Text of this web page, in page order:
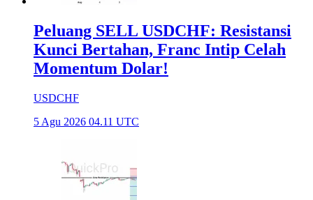
Peluang SELL USDCHF: Resistansi
Kunci Bertahan, Franc Intip Celah
Momentum Dolar!
USDCHF
5 Agu 2026 04.11 UTC